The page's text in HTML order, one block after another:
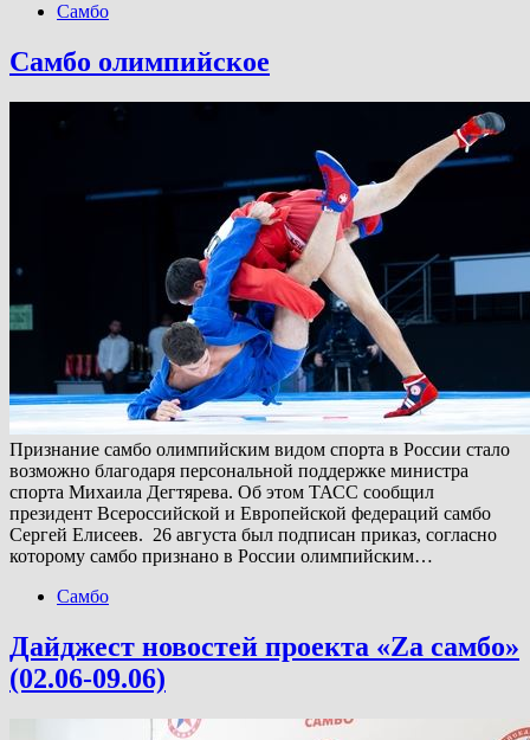
Самбо
Самбо олимпийское
Признание самбо олимпийским видом спорта в России стало
возможно благодаря персональной поддержке министра
спорта Михаила Дегтярева. Об этом ТАСС сообщил
президент Всероссийской и Европейской федераций самбо
Сергей Елисеев. 26 августа был подписан приказ, согласно
которому самбо признано в России олимпийским…
Самбо
Дайджест новостей проекта «Zа самбо»
(02.06-09.06)